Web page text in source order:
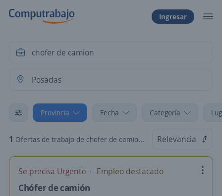
Ingresar
Provincia Fecha Categoría
1 Ofertas de trabajo de chofer de camion en Posadas, Misiones Relevancia
Se precisa Urgente Empleo destacado
Chófer de camión